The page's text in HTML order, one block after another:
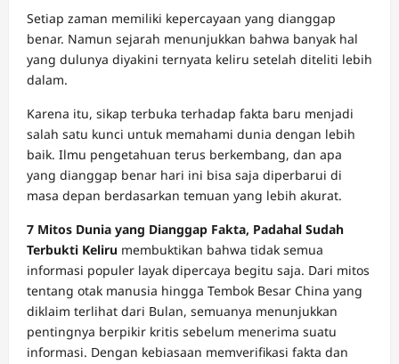
Setiap zaman memiliki kepercayaan yang dianggap
benar. Namun sejarah menunjukkan bahwa banyak hal
yang dulunya diyakini ternyata keliru setelah diteliti lebih
dalam.
Karena itu, sikap terbuka terhadap fakta baru menjadi
salah satu kunci untuk memahami dunia dengan lebih
baik. Ilmu pengetahuan terus berkembang, dan apa
yang dianggap benar hari ini bisa saja diperbarui di
masa depan berdasarkan temuan yang lebih akurat.
7 Mitos Dunia yang Dianggap Fakta, Padahal Sudah
Terbukti Keliru membuktikan bahwa tidak semua
informasi populer layak dipercaya begitu saja. Dari mitos
tentang otak manusia hingga Tembok Besar China yang
diklaim terlihat dari Bulan, semuanya menunjukkan
pentingnya berpikir kritis sebelum menerima suatu
informasi. Dengan kebiasaan memverifikasi fakta dan